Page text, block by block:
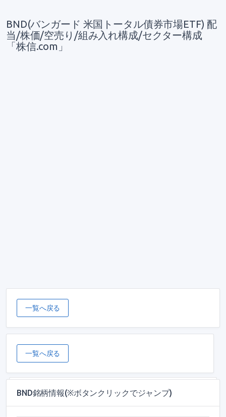
BND(バンガード 米国トータル債券市場ETF) 配
当/株価/空売り/組み入れ構成/セクター構成
「株信.com」
一覧へ戻る
一覧へ戻る
BND銘柄情報(※ボタンクリックでジャンプ)